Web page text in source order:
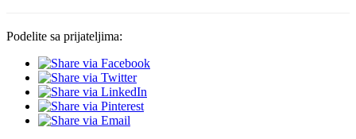
Podelite sa prijateljima: